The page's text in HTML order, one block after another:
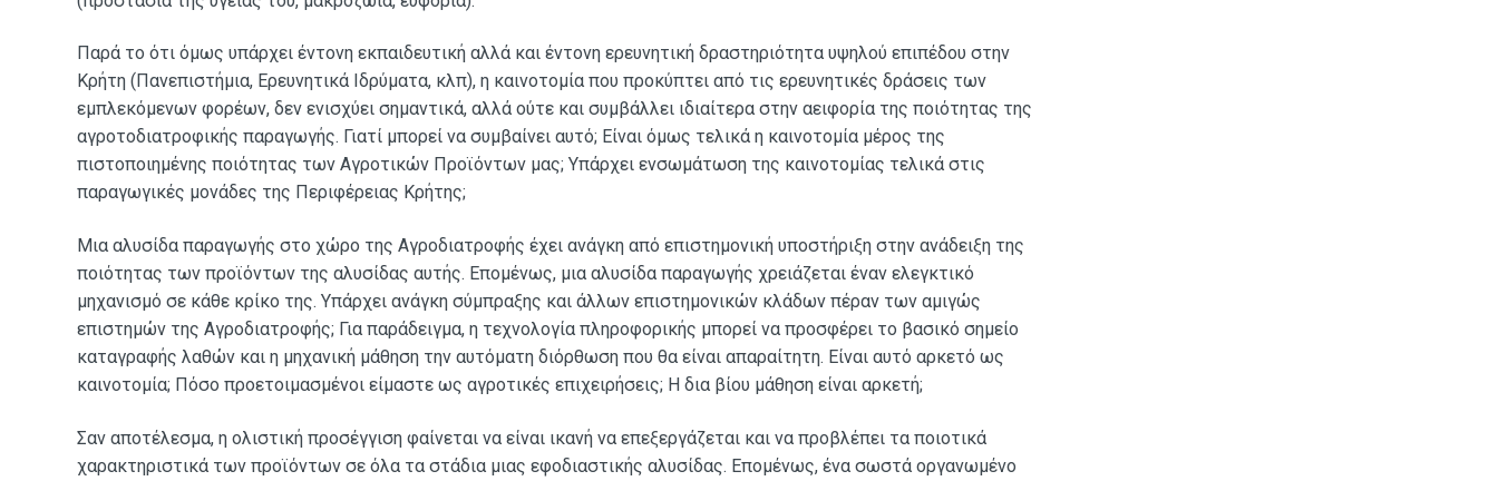
Παρά το ότι όμως υπάρχει έντονη εκπαιδευτική αλλά και έντονη ερευνητική δραστηριότητα υψηλού επιπέδου στην
Κρήτη (Πανεπιστήμια, Ερευνητικά Ιδρύματα, κλπ), η καινοτομία που προκύπτει από τις ερευνητικές δράσεις των
εμπλεκόμενων φορέων, δεν ενισχύει σημαντικά, αλλά ούτε και συμβάλλει ιδιαίτερα στην αειφορία της ποιότητας της
αγροτοδιατροφικής παραγωγής. Γιατί μπορεί να συμβαίνει αυτό; Είναι όμως τελικά η καινοτομία μέρος της
πιστοποιημένης ποιότητας των Αγροτικών Προϊόντων μας; Υπάρχει ενσωμάτωση της καινοτομίας τελικά στις
παραγωγικές μονάδες της Περιφέρειας Κρήτης;
Μια αλυσίδα παραγωγής στο χώρο της Αγροδιατροφής έχει ανάγκη από επιστημονική υποστήριξη στην ανάδειξη της
ποιότητας των προϊόντων της αλυσίδας αυτής. Επομένως, μια αλυσίδα παραγωγής χρειάζεται έναν ελεγκτικό
μηχανισμό σε κάθε κρίκο της. Υπάρχει ανάγκη σύμπραξης και άλλων επιστημονικών κλάδων πέραν των αμιγώς
επιστημών της Αγροδιατροφής; Για παράδειγμα, η τεχνολογία πληροφορικής μπορεί να προσφέρει το βασικό σημείο
καταγραφής λαθών και η μηχανική μάθηση την αυτόματη διόρθωση που θα είναι απαραίτητη. Είναι αυτό αρκετό ως
καινοτομία; Πόσο προετοιμασμένοι είμαστε ως αγροτικές επιχειρήσεις; Η δια βίου μάθηση είναι αρκετή;
Σαν αποτέλεσμα, η ολιστική προσέγγιση φαίνεται να είναι ικανή να επεξεργάζεται και να προβλέπει τα ποιοτικά
χαρακτηριστικά των προϊόντων σε όλα τα στάδια μιας εφοδιαστικής αλυσίδας. Επομένως, ένα σωστά οργανωμένο